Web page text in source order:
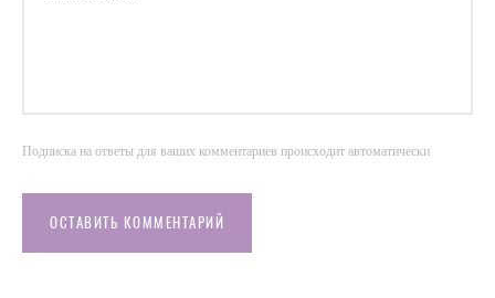
Подписка на ответы для ваших комментариев происходит автоматически
ОСТАВИТЬ КОММЕНТАРИЙ